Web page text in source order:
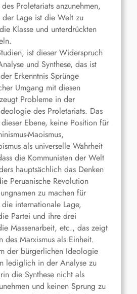
Proletariats anzunehmen,
Lage ist die Welt zu
Klasse und unterdrückten
ist dieser Widerspruch
und Synthese, das ist
Erkenntnis Sprünge
Umgang mit diesen
Probleme in der
des Proletariats. Das
Ebene, keine Position für
Maoismus,
als universelle Wahrheit
die Kommunisten der Welt
hauptsächlich das Denken
Peruanische Revolution
zu machen für
internationale Lage,
Partei und ihre drei
Massenarbeit, etc., das zeigt
des Marxismus als Einheit.
der bürgerlichen Ideologie
lediglich in der Analyse zu
die Synthese nicht als
und keinen Sprung zu